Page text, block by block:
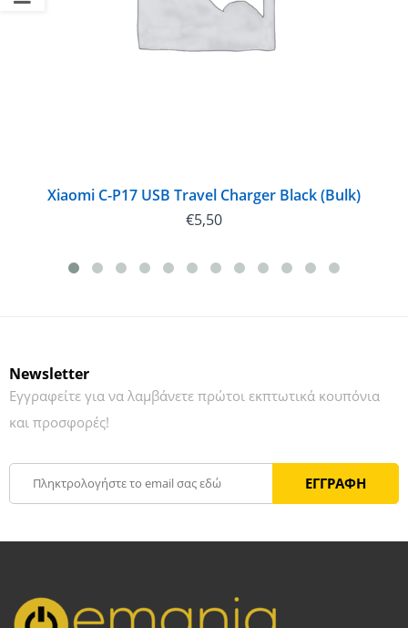
Xiaomi C-P17 USB Travel Charger Black (Bulk)
€5,50
Newsletter
Εγγραφείτε για να λαμβάνετε πρώτοι εκπτωτικά κουπόνια
και προσφορές!